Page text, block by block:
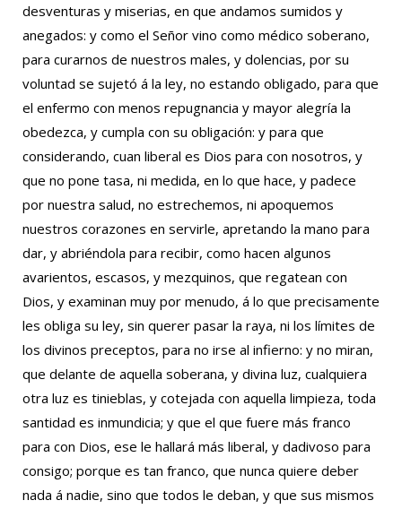
desventuras y miserias, en que andamos sumidos y
anegados: y como el Señor vino como médico soberano,
para curarnos de nuestros males, y dolencias, por su
voluntad se sujetó á la ley, no estando obligado, para que
el enfermo con menos repugnancia y mayor alegría la
obedezca, y cumpla con su obligación: y para que
considerando, cuan liberal es Dios para con nosotros, y
que no pone tasa, ni medida, en lo que hace, y padece
por nuestra salud, no estrechemos, ni apoquemos
nuestros corazones en servirle, apretando la mano para
dar, y abriéndola para recibir, como hacen algunos
avarientos, escasos, y mezquinos, que regatean con
Dios, y examinan muy por menudo, á lo que precisamente
les obliga su ley, sin querer pasar la raya, ni los límites de
los divinos preceptos, para no irse al infierno: y no miran,
que delante de aquella soberana, y divina luz, cualquiera
otra luz es tinieblas, y cotejada con aquella limpieza, toda
santidad es inmundicia; y que el que fuere más franco
para con Dios, ese le hallará más liberal, y dadivoso para
consigo; porque es tan franco, que nunca quiere deber
nada á nadie, sino que todos le deban, y que sus mismos